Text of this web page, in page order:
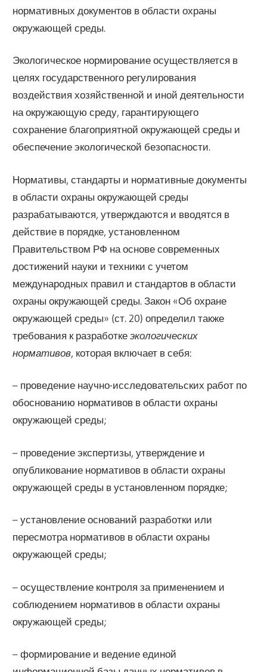
нормативных документов в области охраны
окружающей среды.
Экологическое нормирование осуществляется в
целях государственного регулирования
воздействия хозяйственной и иной деятельности
на окружающую среду, гарантирующего
сохранение благоприятной окружающей среды и
обеспечение экологической безопасности.
Нормативы, стандарты и нормативные документы
в области охраны окружающей среды
разрабатываются, утверждаются и вводятся в
действие в порядке, установленном
Правительством РФ на основе современных
достижений науки и техники с учетом
международных правил и стандартов в области
охраны окружающей среды. Закон «Об охране
окружающей среды» (ст. 20) определил также
требования к разработкеэкологических
нормативов, которая включает в себя:
– проведение научно-исследовательских работ по
обоснованию нормативов в области охраны
окружающей среды;
– проведение экспертизы, утверждение и
опубликование нормативов в области охраны
окружающей среды в установленном порядке;
– установление оснований разработки или
пересмотра нормативов в области охраны
окружающей среды;
– осуществление контроля за применением и
соблюдением нормативов в области охраны
окружающей среды;
– формирование и ведение единой